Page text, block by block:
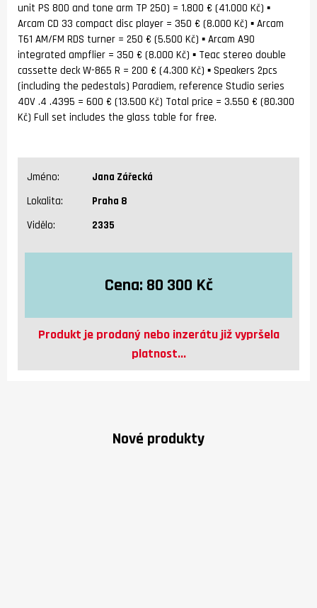
unit PS 800 and tone arm TP 250) = 1.800 € (41.000 Kč) ▪
Arcam CD 33 compact disc player = 350 € (8.000 Kč) ▪ Arcam
T61 AM/FM RDS turner = 250 € (5.500 Kč) ▪ Arcam A90
integrated ampflier = 350 € (8.000 Kč) ▪ Teac stereo double
cassette deck W-865 R = 200 € (4.300 Kč) ▪ Speakers 2pcs
(including the pedestals) Paradiem, reference Studio series
40V .4 .4395 = 600 € (13.500 Kč) Total price = 3.550 € (80.300
Kč) Full set includes the glass table for free.
Jméno:
Jana Zářecká
Lokalita:
Praha 8
Vidělo:
2335
Cena: 80 300 Kč
Produkt je prodaný nebo inzerátu již vypršela
platnost...
Nové produkty